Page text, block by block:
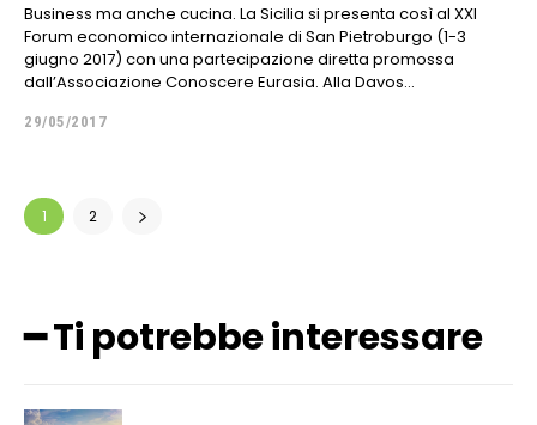
Business ma anche cucina. La Sicilia si presenta così al XXI
Forum economico internazionale di San Pietroburgo (1-3
giugno 2017) con una partecipazione diretta promossa
dall’Associazione Conoscere Eurasia. Alla Davos...
29/05/2017
1 2
━ Ti potrebbe interessare